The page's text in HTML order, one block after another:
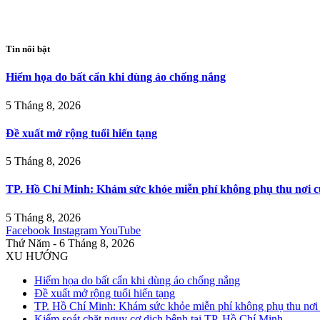
Tin nổi bật
Hiểm họa do bất cẩn khi dùng áo chống nắng
5 Tháng 8, 2026
Đề xuất mở rộng tuổi hiến tạng
5 Tháng 8, 2026
TP. Hồ Chí Minh: Khám sức khỏe miễn phí không phụ thu nơi
5 Tháng 8, 2026
Facebook InstagramYouTube
Thứ Năm - 6 Tháng 8, 2026
XU HƯỚNG
Hiểm họa do bất cẩn khi dùng áo chống nắng
Đề xuất mở rộng tuổi hiến tạng
TP. Hồ Chí Minh: Khám sức khỏe miễn phí không phụ thu nơi